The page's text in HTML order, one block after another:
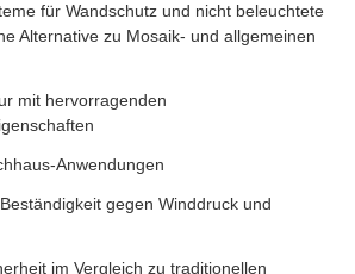
für Wandschutz und nicht beleuchtete
Alternative zu Mosaik- und allgemeinen
mit hervorragenden
Anwendungen
gegen Winddruck und
im Vergleich zu traditionellen